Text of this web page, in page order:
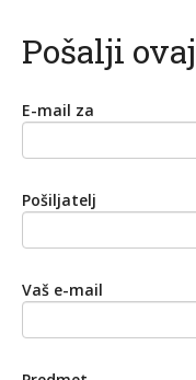
Pošalji
E-mail za
Pošiljatelj
Vaš e-mail